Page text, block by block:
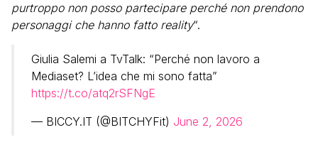
purtroppo non posso partecipare perché non prendono
personaggi che hanno fatto reality“.
Giulia Salemi a TvTalk: “Perché non lavoro a
Mediaset? L’idea che mi sono fatta”
https://t.co/atq2rSFNgE
— BICCY.IT (@BITCHYFit) June 2, 2026